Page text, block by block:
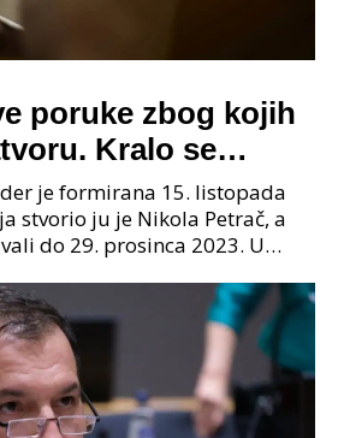
poruke zbog kojih
Kralo se
će iz vlade biti
je formirana 15. listopada
stvorio ju je Nikola Petrač, a
do 29. prosinca 2023. U